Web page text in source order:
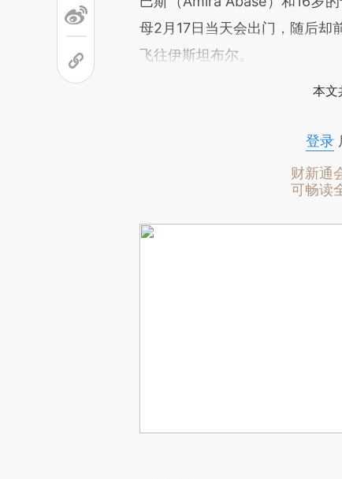
母2月17日当天会出门，随后却
飞往伊斯坦布尔。
本文
登录
财新通
可畅读